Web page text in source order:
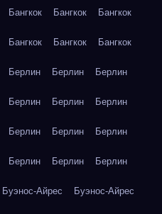
Бангкок Бангкок Бангкок
Бангкок Бангкок Бангкок
Берлин Берлин Берлин
Берлин Берлин Берлин
Берлин Берлин Берлин
Берлин Берлин Берлин
Буэнос-Айрес Буэнос-Айрес